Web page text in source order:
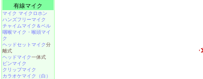
有線マイク
マイク マイクロホン
ハンズフリーマイク
チャイムマイク＆ベル
咽喉マイク・喉頭マイ
ク
ヘッドセットマイク分
離式
ヘッドマイク一体式
ピンマイク
クリップマイク
カラオケマイク（白）